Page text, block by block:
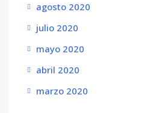
agosto 2020
julio 2020
mayo 2020
abril 2020
marzo 2020